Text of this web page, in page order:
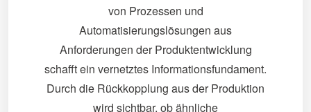
von Prozessen und
Automatisierungslösungen aus
Anforderungen der Produktentwicklung
schafft ein vernetztes Informationsfundament.
Durch die Rückkopplung aus der Produktion
wird sichtbar, ob ähnliche